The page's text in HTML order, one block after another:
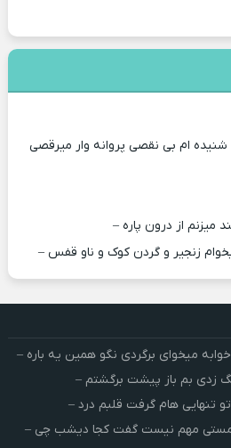
ام بی نقصی پروانه وار میرقصی
میزنم از درون پاره –
زﻧﺠﻴﺮ و ﮔﺮدن ﻛﻮک و ﻧﺎو ﻗﻔﺲ –
میخوای برگردی نگو همین یه باره –
زدی بم باز پیشت برگشتم –
تنهایی هام گرفت قلبم درد –
مهم نیست گفت کجا دیشب چی –